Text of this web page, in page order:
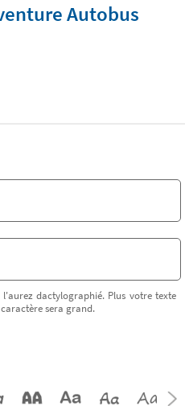
Autobus
dactylographié. Plus votre texte
sera grand.